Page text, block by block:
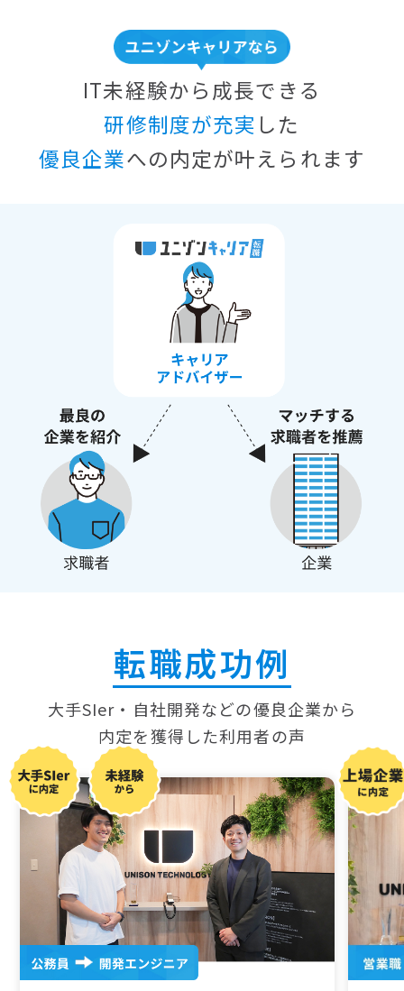
IT未経験から成長できる
研修制度が充実 した
優良企業への内定が叶えられます
転職成功例
大手SIer・自社開発などの優良企業から
内定を獲得した利用者の声